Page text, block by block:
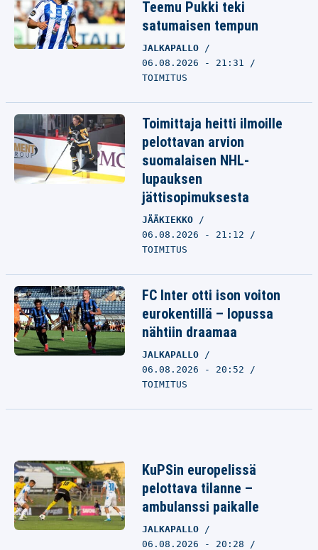
Teemu Pukki teki
satumaisen tempun
JALKAPALLO
06.08.2026 - 21:31
TOIMITUS
Toimittaja heitti ilmoille
pelottavan arvion
suomalaisen NHL-
lupauksen
jättisopimuksesta
JÄÄKIEKKO
06.08.2026 - 21:12
TOIMITUS
FC Inter otti ison voiton
eurokentillä – lopussa
nähtiin draamaa
JALKAPALLO
06.08.2026 - 20:52
TOIMITUS
KuPSin europelissä
pelottava tilanne –
ambulanssi paikalle
JALKAPALLO
06.08.2026 - 20:28